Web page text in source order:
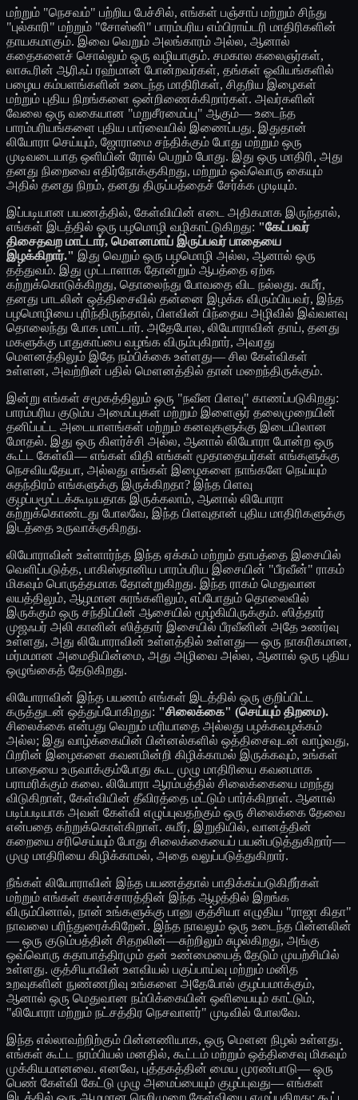
மற்றும் "நெசவம்" பற்றிய பேச்சில், எங்கள் பஞ்சாப் மற்றும் சிந்து
"புல்காரி" மற்றும் "சோஸ்னி" பாரம்பரிய எம்பிராய்டரி மாதிரிகளின்
தாயகமாகும். இவை வெறும் அலங்காரம் அல்ல, ஆனால்
கதைகளைச் சொல்லும் ஒரு வழியாகும். சமகால கலைஞர்கள்,
லாகூரின் ஆரிஃப் ரஹ்மான் போன்றவர்கள், தங்கள் ஓவியங்களில்
பழைய கம்பளங்களின் உடைந்த மாதிரிகள், சிதறிய இழைகள்
மற்றும் புதிய நிறங்களை ஒன்றிணைக்கிறார்கள். அவர்களின்
வேலை ஒரு வகையான "மறுசீரமைப்பு" ஆகும்— உடைந்த
பாரம்பரியங்களை புதிய பார்வையில் இணைப்பது. இதுதான்
லியோரா செய்யும், ஜோராமை சந்திக்கும் போது மற்றும் ஒரு
முடிவடையாத ஒளியின் ரோல் பெறும் போது. இது ஒரு மாதிரி, அது
தனது நிறைவை எதிர்நோக்குகிறது, மற்றும் ஒவ்வொரு கையும்
அதில் தனது நிறம், தனது திருப்பத்தைச் சேர்க்க முடியும்.
இப்படியான பயணத்தில், கேள்வியின் எடை அதிகமாக இருந்தால்,
எங்கள் இடத்தில் ஒரு பழமொழி வழிகாட்டுகிறது: "கேட்பவர்
திசைதவற மாட்டார், மௌனமாய் இருப்பவர் பாதையை
இழக்கிறார்." இது வெறும் ஒரு பழமொழி அல்ல, ஆனால் ஒரு
தத்துவம். இது முட்டாளாக தோன்றும் ஆபத்தை ஏற்க
கற்றுக்கொடுக்கிறது, தொலைந்து போவதை விட நல்லது. சுமீர்,
தனது பாடலின் ஒத்திசைவில் தன்னை இழக்க விரும்பியவர், இந்த
பழமொழியை புரிந்திருந்தால், பிளவின் பிந்தைய அழிவில் இவ்வளவு
தொலைந்து போக மாட்டார். அதேபோல, லியோராவின் தாய், தனது
மகளுக்கு பாதுகாப்பை வழங்க விரும்புகிறார், அவரது
மௌனத்திலும் இதே நம்பிக்கை உள்ளது— சில கேள்விகள்
உள்ளன, அவற்றின் பதில் மௌனத்தில் தான் மறைந்திருக்கும்.
இன்று எங்கள் சமூகத்திலும் ஒரு "நவீன பிளவு" காணப்படுகிறது:
பாரம்பரிய குடும்ப அமைப்புகள் மற்றும் இளைஞர் தலைமுறையின்
தனிப்பட்ட அடையாளங்கள் மற்றும் கனவுகளுக்கு இடையிலான
மோதல். இது ஒரு கிளர்ச்சி அல்ல, ஆனால் லியோரா போன்ற ஒரு
கூட்ட கேள்வி— எங்கள் விதி எங்கள் மூதாதையர்கள் எங்களுக்கு
நெசவியதேயா, அல்லது எங்கள் இழைகளை நாங்களே நெய்யும்
சுதந்திரம் எங்களுக்கு இருக்கிறதா? இந்த பிளவு
குழப்பமூட்டக்கூடியதாக இருக்கலாம், ஆனால் லியோரா
கற்றுக்கொண்டது போலவே, இந்த பிளவுதான் புதிய மாதிரிகளுக்கு
இடத்தை உருவாக்குகிறது.
லியோராவின் உள்ளார்ந்த இந்த ஏக்கம் மற்றும் தாபத்தை இசையில்
வெளிப்படுத்த, பாகிஸ்தானிய பாரம்பரிய இசையின் "பீரவீன்" ராகம்
மிகவும் பொருத்தமாக தோன்றுகிறது. இந்த ராகம் மெதுவான
லயத்திலும், ஆழமான சுரங்களிலும், எப்போதும் தொலைவில்
இருக்கும் ஒரு சந்திப்பின் ஆசையில் மூழ்கியிருக்கும். ஸித்தார்
முஜஃபர் அலி கானின் ஸித்தார் இசையில் பீரவீனின் அதே உணர்வு
உள்ளது, அது லியோராவின் உள்ளத்தில் உள்ளது— ஒரு நாகரிகமான,
மர்மமான அமைதியின்மை, அது அழிவை அல்ல, ஆனால் ஒரு புதிய
ஒழுங்கைத் தேடுகிறது.
லியோராவின் இந்த பயணம் எங்கள் இடத்தில் ஒரு குறிப்பிட்ட
கருத்துடன் ஒத்துப்போகிறது: "சிலைக்கை" (செய்யும் திறமை).
சிலைக்கை என்பது வெறும் மரியாதை அல்லது பழக்கவழக்கம்
அல்ல; இது வாழ்க்கையின் பின்னல்களில் ஒத்திசைவுடன் வாழ்வது,
பிறரின் இழைகளை கவனமின்றி கிழிக்காமல் இருக்கவும், உங்கள்
பாதையை உருவாக்கும்போது கூட முழு மாதிரியை கவனமாக
பராமரிக்கும் கலை. லியோரா ஆரம்பத்தில் சிலைக்கையை மறந்து
விடுகிறாள், கேள்வியின் தீவிரத்தை மட்டும் பார்க்கிறாள். ஆனால்
படிப்படியாக அவள் கேள்வி எழுப்புவதற்கும் ஒரு சிலைக்கை தேவை
என்பதை கற்றுக்கொள்கிறாள். சுமீர், இறுதியில், வானத்தின்
கறையை சரிசெய்யும் போது சிலைக்கையைப் பயன்படுத்துகிறார்—
முழு மாதிரியை கிழிக்காமல், அதை வலுப்படுத்துகிறார்.
நீங்கள் லியோராவின் இந்த பயணத்தால் பாதிக்கப்படுகிறீர்கள்
மற்றும் எங்கள் கலாச்சாரத்தின் இந்த ஆழத்தில் இறங்க
விரும்பினால், நான் உங்களுக்கு பானு குத்சியா எழுதிய "ராஜா கிதா"
நாவலை பரிந்துரைக்கிறேன். இந்த நாவலும் ஒரு உடைந்த பின்னலின்
— ஒரு குடும்பத்தின் சிதறலின்—சுற்றிலும் சுழல்கிறது, அங்கு
ஒவ்வொரு கதாபாத்திரமும் தன் உண்மையைத் தேடும் முயற்சியில்
உள்ளது. குத்சியாவின் உளவியல் பகுப்பாய்வு மற்றும் மனித
உறவுகளின் நுண்ணறிவு உங்களை அதேபோல் குழப்பமாக்கும்,
ஆனால் ஒரு மெதுவான நம்பிக்கையின் ஒளியையும் காட்டும்,
"லியோரா மற்றும் நட்சத்திர நெசவாளர்" முடிவில் போலவே.
இந்த எல்லாவற்றிற்கும் பின்னணியாக, ஒரு மௌன நிழல் உள்ளது.
எங்கள் கூட்ட நரம்பியல் மனதில், கூட்டம் மற்றும் ஒத்திசைவு மிகவும்
முக்கியமானவை. எனவே, புத்தகத்தின் மைய முரண்பாடு— ஒரு
பெண் கேள்வி கேட்டு முழு அமைப்பையும் குழப்புவது— எங்கள்